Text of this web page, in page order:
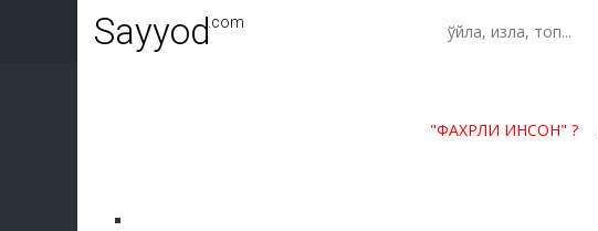
Sayyod.com
"ФАХРЛИ ИНСОН"?